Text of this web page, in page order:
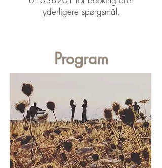
yderligere spørgsmål.
Program